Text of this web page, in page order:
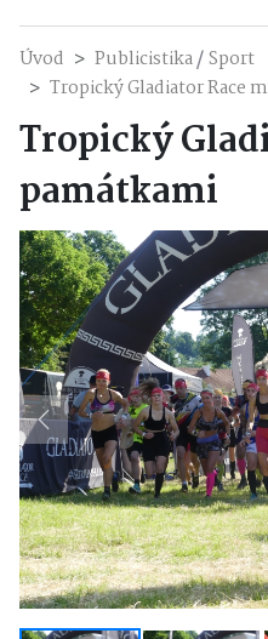
Úvod Publicistika/Sport
Tropický Gladiator Race
Tropický
památkami
Previous